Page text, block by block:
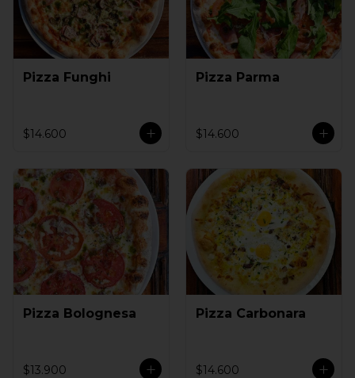
Pizza Funghi
$14.600
Pizza Parma
$14.600
Pizza Bolognesa
$13.900
Pizza Carbonara
$14.600